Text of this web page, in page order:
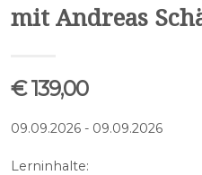
mit Andreas
€ 139,00
09.09.2026 - 09.09.2026
Lerninhalte: